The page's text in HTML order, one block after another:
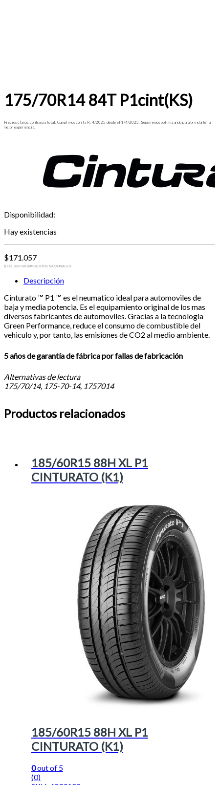
175/70R14 84T P1cint(KS)
Precios claros, confianza total. Cumplimos con la R. 4/2025 desde el 1/4/2025. Seguiremos optimizando para brindarte la
mejor experiencia.
Disponibilidad:
Hay existencias
$171.057
$ 141.369 SIN IMPUESTOS NACIONALES
Descripción
Cinturato ™ P1 ™ es el neumatico ideal para automoviles de
baja y media potencia. Es el equipamiento original de los mas
diversos fabricantes de automoviles. Gracias a la tecnologia
Green Performance, reduce el consumo de combustible del
vehiculo y, por tanto, las emisiones de CO2 al medio ambiente.
5 años de garantía de fábrica por fallas de fabricación
Alternativas de lectura
175/70/14, 175-70-14, 1757014
Productos relacionados
185/60R15 88H XL P1
CINTURATO (K1)
185/60R15 88H XL P1
CINTURATO (K1)
0out of 5
(0)